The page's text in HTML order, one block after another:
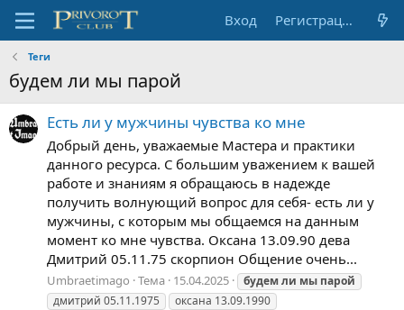
Вход Регистрация
Теги
будем ли мы парой
Есть ли у мужчины чувства ко мне
Добрый день, уважаемые Мастера и практики
данного ресурса. С большим уважением к вашей
работе и знаниям я обращаюсь в надежде
получить волнующий вопрос для себя- есть ли у
мужчины, с которым мы общаемся на данным
момент ко мне чувства. Оксана 13.09.90 дева
Дмитрий 05.11.75 скорпион Общение очень...
Umbraetimago Тема 15.04.2025 будемли мы парой
дмитрий 05.11.1975
оксана 13.09.1990